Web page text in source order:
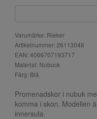
Varumärke: Rieker
Artikelnummer: 26113048
EAN: 4066707193717
Material: Nubuck
Färg: Blå
Promenadskor i nubuk
komma i skon. Modellen
innersula.